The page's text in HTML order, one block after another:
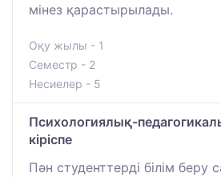
мінез қарастырылады.
Оқу жылы - 1
Семестр - 2
Несиелер - 5
Психологиялық-
кіріспе
Пән студенттерді білім беру